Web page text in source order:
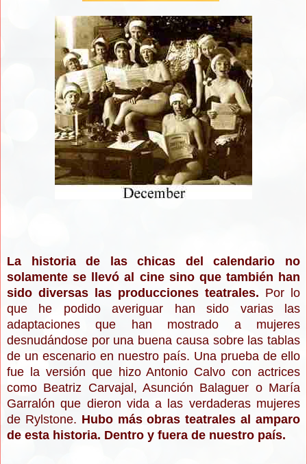
La historia de las chicas del calendario no
solamente se llevó al cine sino que también han
sido diversas las producciones teatrales. Por lo
que he podido averiguar han sido varias las
adaptaciones que han mostrado a mujeres
desnudándose por una buena causa sobre las tablas
de un escenario en nuestro país. Una prueba de ello
fue la versión que hizo Antonio Calvo con actrices
como Beatriz Carvajal, Asunción Balaguer o María
Garralón que dieron vida a las verdaderas mujeres
de Rylstone. Hubo más obras teatrales al amparo
de esta historia. Dentro y fuera de nuestro país.